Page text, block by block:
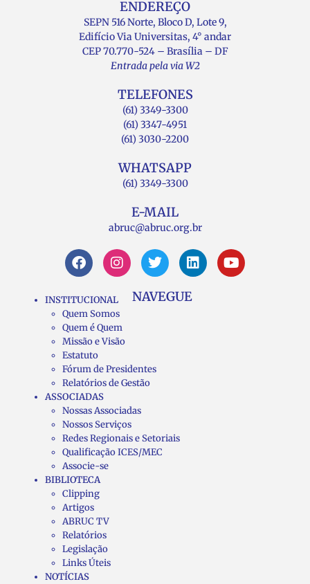
ENDEREÇO
SEPN 516 Norte, Bloco D, Lote 9,
Edifício Via Universitas, 4° andar
CEP 70.770-524 – Brasília – DF
Entrada pela via W2
TELEFONES
(61) 3349-3300
(61) 3347-4951
(61) 3030-2200
WHATSAPP
(61) 3349-3300
E-MAIL
abruc@abruc.org.br
NAVEGUE
INSTITUCIONAL
Quem Somos
Quem é Quem
Missão e Visão
Estatuto
Fórum de Presidentes
Relatórios de Gestão
ASSOCIADAS
Nossas Associadas
Nossos Serviços
Redes Regionais e Setoriais
Qualificação ICES/MEC
Associe-se
BIBLIOTECA
Clipping
Artigos
ABRUC TV
Relatórios
Legislação
Links Úteis
NOTÍCIAS